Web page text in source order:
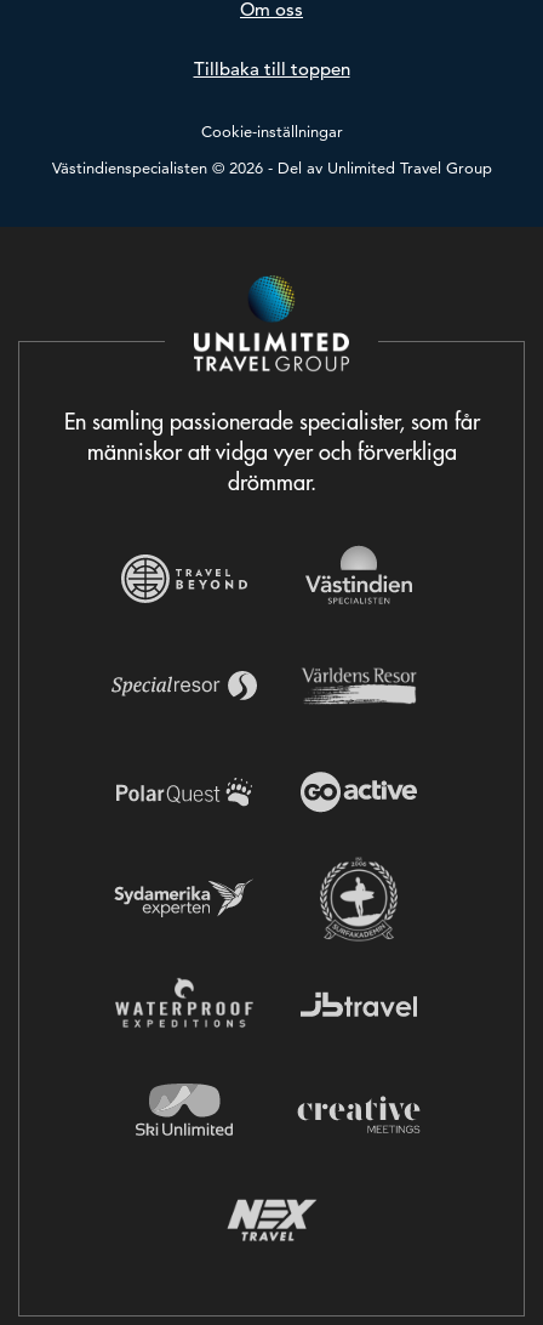
Om oss
Tillbaka till toppen
Cookie-inställningar
Västindienspecialisten © 2026 - Del av Unlimited Travel Group
En samling passionerade specialister, som får
människor att vidga vyer och förverkliga
drömmar.